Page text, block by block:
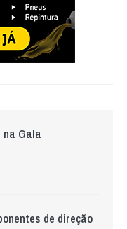
Gala
de direção